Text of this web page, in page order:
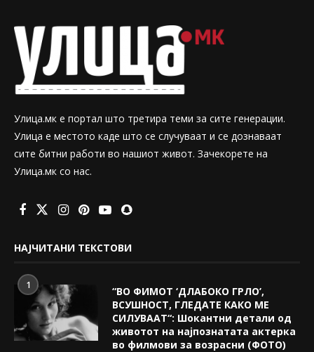
Улица.мк е портал што третира теми за сите генерации.
Улица е местото каде што се случуваат и се дознаваат
сите битни работи во нашиот живот. Зачекорете на
Улица.мк со нас.
НАЈЧИТАНИ ТЕКСТОВИ
1
“ВО ФИМОТ ‘ДЛАБОКО ГРЛО’,
ВСУШНОСТ, ГЛЕДАТЕ КАКО МЕ
СИЛУВААТ“: Шокантни детали од
животот на најпознатата актерка
во филмови за возрасни (ФОТО)